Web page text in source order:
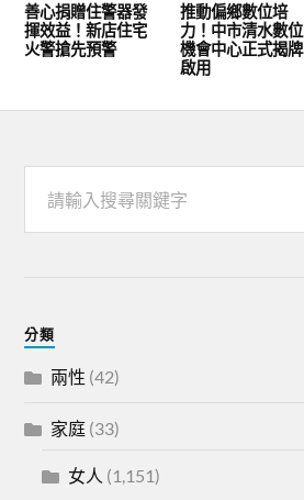
善心捐贈住警器發
揮效益！新店住宅
火警搶先預警
推動偏鄉數位培
力！中市清水數位
機會中心正式揭牌
啟用
分類
兩性 (42)
家庭 (33)
女人 (1,151)